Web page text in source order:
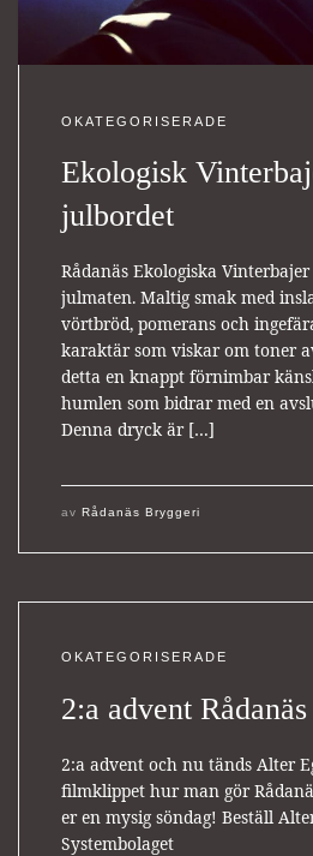
OKATEGORISERADE
Ekologisk
julbordet
Rådanäs Ekologiska
julmaten. Maltig smak med
vörtbröd, pomerans och
karaktär som viskar om toner
detta en knappt förnimbar
humlen som bidrar med en
Denna dryck är […]
av Rådanäs Bryggeri
OKATEGORISERADE
2:a advent
2:a advent och nu tänds Alter
filmklippet hur man gör
er en mysig söndag! Beställ
Systembolaget